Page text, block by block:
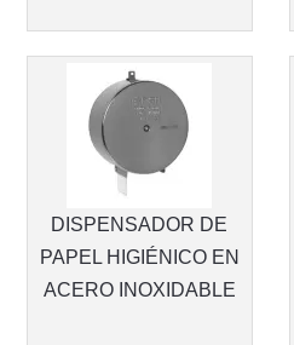
DISPENSADOR DE
PAPEL HIGIÉNICO EN
ACERO INOXIDABLE